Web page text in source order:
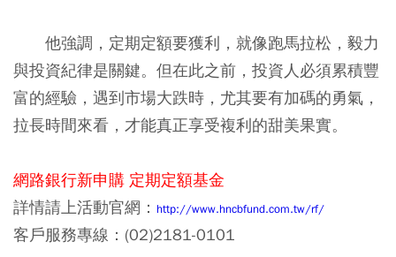
他強調，定期定額要獲利，就像跑馬拉松，毅力
與投資紀律是關鍵。但在此之前，投資人必須累積豐
富的經驗，遇到市場大跌時，尤其要有加碼的勇氣，
拉長時間來看，才能真正享受複利的甜美果實。
網路銀行新申購 定期定額基金
詳情請上活動官網： http://www.hncbfund.com.tw/rf/
客戶服務專線：(02)2181-0101